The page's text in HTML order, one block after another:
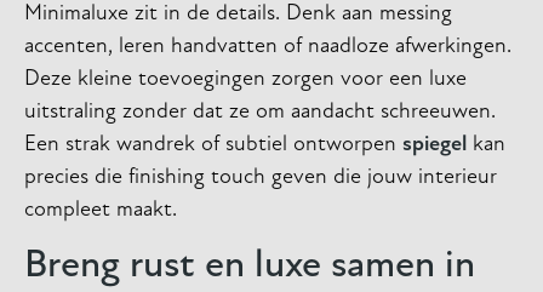
Minimaluxe zit in de details. Denk aan messing
accenten, leren handvatten of naadloze afwerkingen.
Deze kleine toevoegingen zorgen voor een luxe
uitstraling zonder dat ze om aandacht schreeuwen.
Een strak wandrek of subtiel ontworpen spiegel kan
precies die finishing touch geven die jouw interieur
compleet maakt.
Breng rust en luxe samen in